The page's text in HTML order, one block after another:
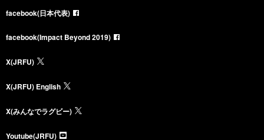
facebook(日本代表)
facebook(Impact Beyond 2019)
X(JRFU)
X(JRFU) English
X(みんなでラグビー)
Youtube(JRFU)